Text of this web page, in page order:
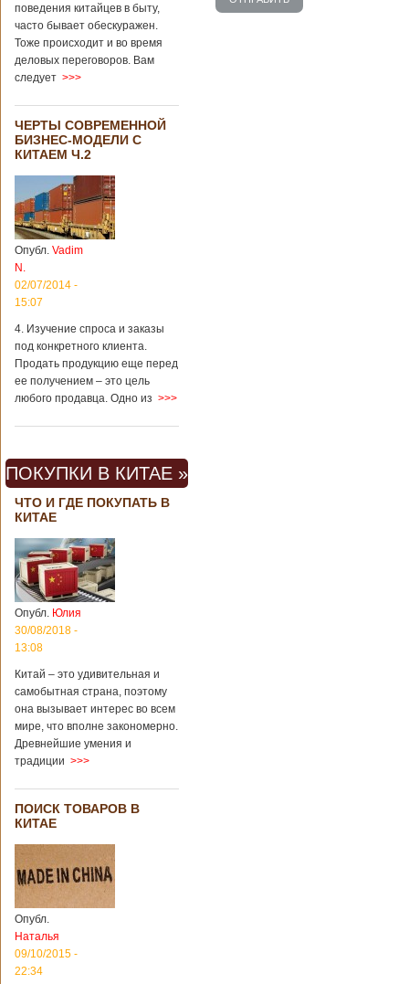
поведения китайцев в быту,
часто бывает обескуражен.
Тоже происходит и во время
деловых переговоров. Вам
следует >>>
ЧЕРТЫ СОВРЕМЕННОЙ
БИЗНЕС-МОДЕЛИ С
КИТАЕМ Ч.2
Опубл. Vadim
N.
02/07/2014 -
15:07
4. Изучение спроса и заказы
под конкретного клиента.
Продать продукцию еще перед
ее получением – это цель
любого продавца. Одно из >>>
ПОКУПКИ В КИТАЕ »
ЧТО И ГДЕ ПОКУПАТЬ В
КИТАЕ
Опубл. Юлия
30/08/2018 -
13:08
Китай – это удивительная и
самобытная страна, поэтому
она вызывает интерес во всем
мире, что вполне закономерно.
Древнейшие умения и
традиции >>>
ПОИСК ТОВАРОВ В
КИТАЕ
Опубл.
Наталья
09/10/2015 -
22:34